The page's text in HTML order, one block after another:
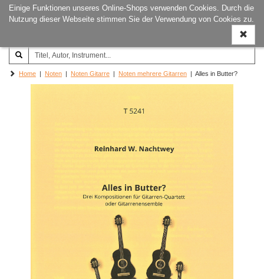
Einige Funktionen unseres Online-Shops verwenden Cookies. Durch die
Nutzung dieser Webseite stimmen Sie der Verwendung von Cookies zu.
ein-/
Joachim‐Trekel‐Musikverlag,
Hamburg
Home | Noten | Noten Gitarre | Noten mehrere Gitarren | Alles in Butter?